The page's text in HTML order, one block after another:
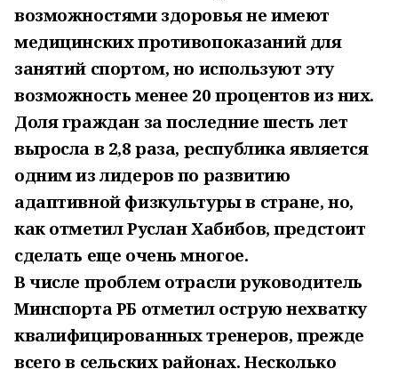
возможностями здоровья не имеют
медицинских противопоказаний для
занятий спортом, но используют эту
возможность менее 20 процентов из них.
Доля граждан за последние шесть лет
выросла в 2,8 раза, республика является
одним из лидеров по развитию
адаптивной физкультуры в стране, но,
как отметил Руслан Хабибов, предстоит
сделать еще очень многое.
В числе проблем отрасли руководитель
Минспорта РБ отметил острую нехватку
квалифицированных тренеров, прежде
всего в сельских районах. Несколько